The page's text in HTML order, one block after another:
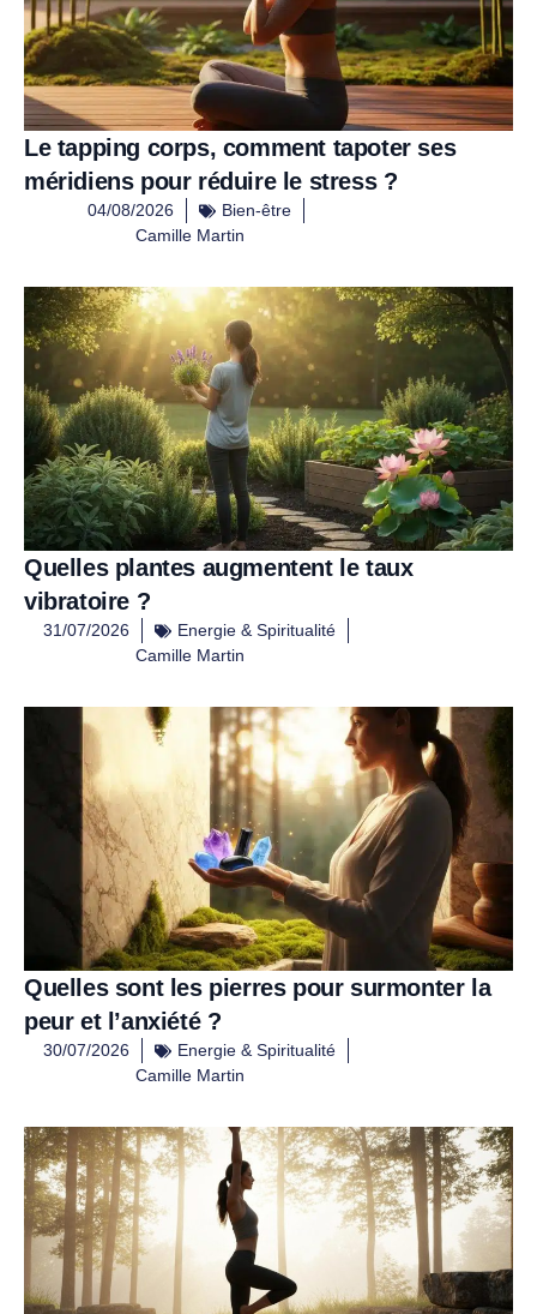
Le tapping corps, comment tapoter ses
méridiens pour réduire le stress ?
04/08/2026
Bien-être
Camille Martin
Quelles plantes augmentent le taux
vibratoire ?
31/07/2026
Energie & Spiritualité
Camille Martin
Quelles sont les pierres pour surmonter la
peur et l’anxiété ?
30/07/2026
Energie & Spiritualité
Camille Martin